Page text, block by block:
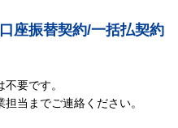
座振替契約/一括払契約
要です。
当までご連絡ください。